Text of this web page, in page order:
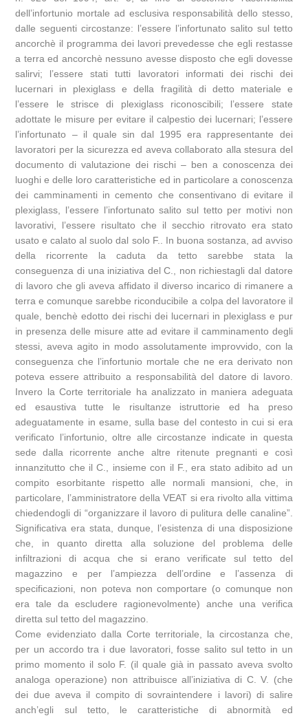
dell’infortunio mortale ad esclusiva responsabilità dello stesso,
dalle seguenti circostanze: l’essere l’infortunato salito sul tetto
ancorchè il programma dei lavori prevedesse che egli restasse
a terra ed ancorchè nessuno avesse disposto che egli dovesse
salirvi; l’essere stati tutti lavoratori informati dei rischi dei
lucernari in plexiglass e della fragilità di detto materiale e
l’essere le strisce di plexiglass riconoscibili; l’essere state
adottate le misure per evitare il calpestio dei lucernari; l’essere
l’infortunato – il quale sin dal 1995 era rappresentante dei
lavoratori per la sicurezza ed aveva collaborato alla stesura del
documento di valutazione dei rischi – ben a conoscenza dei
luoghi e delle loro caratteristiche ed in particolare a conoscenza
dei camminamenti in cemento che consentivano di evitare il
plexiglass, l’essere l’infortunato salito sul tetto per motivi non
lavorativi, l’essere risultato che il secchio ritrovato era stato
usato e calato al suolo dal solo F.. In buona sostanza, ad avviso
della ricorrente la caduta da tetto sarebbe stata la
conseguenza di una iniziativa del C., non richiestagli dal datore
di lavoro che gli aveva affidato il diverso incarico di rimanere a
terra e comunque sarebbe riconducibile a colpa del lavoratore il
quale, benchè edotto dei rischi dei lucernari in plexiglass e pur
in presenza delle misure atte ad evitare il camminamento degli
stessi, aveva agito in modo assolutamente improvvido, con la
conseguenza che l’infortunio mortale che ne era derivato non
poteva essere attribuito a responsabilità del datore di lavoro.
Invero la Corte territoriale ha analizzato in maniera adeguata
ed esaustiva tutte le risultanze istruttorie ed ha preso
adeguatamente in esame, sulla base del contesto in cui si era
verificato l’infortunio, oltre alle circostanze indicate in questa
sede dalla ricorrente anche altre ritenute pregnanti e così
innanzitutto che il C., insieme con il F., era stato adibito ad un
compito esorbitante rispetto alle normali mansioni, che, in
particolare, l’amministratore della VEAT si era rivolto alla vittima
chiedendogli di “organizzare il lavoro di pulitura delle canaline”.
Significativa era stata, dunque, l’esistenza di una disposizione
che, in quanto diretta alla soluzione del problema delle
infiltrazioni di acqua che si erano verificate sul tetto del
magazzino e per l’ampiezza dell’ordine e l’assenza di
specificazioni, non poteva non comportare (o comunque non
era tale da escludere ragionevolmente) anche una verifica
diretta sul tetto del magazzino.
Come evidenziato dalla Corte territoriale, la circostanza che,
per un accordo tra i due lavoratori, fosse salito sul tetto in un
primo momento il solo F. (il quale già in passato aveva svolto
analoga operazione) non attribuisce all’iniziativa di C. V. (che
dei due aveva il compito di sovraintendere i lavori) di salire
anch’egli sul tetto, le caratteristiche di abnormità ed